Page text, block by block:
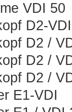
VDI 50
D2-VDI
D2 /
D2 /
D2 /
E1-VDI